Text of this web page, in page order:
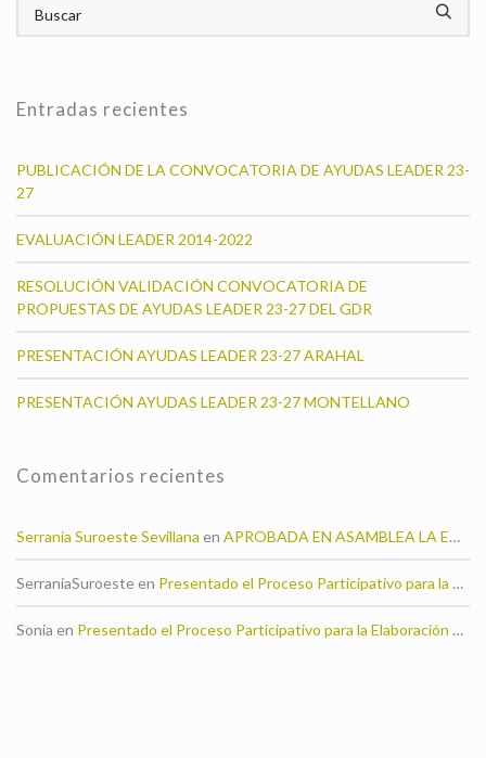
Entradas recientes
PUBLICACIÓN DE LA CONVOCATORIA DE AYUDAS LEADER 23-
27
EVALUACIÓN LEADER 2014-2022
RESOLUCIÓN VALIDACIÓN CONVOCATORIA DE
PROPUESTAS DE AYUDAS LEADER 23-27 DEL GDR
PRESENTACIÓN AYUDAS LEADER 23-27 ARAHAL
PRESENTACIÓN AYUDAS LEADER 23-27 MONTELLANO
Comentarios recientes
Serrania Suroeste Sevillana en APROBADA EN ASAMBLEA LA EDLL 23-27 DEL GDR SERRANÍA SUROESTE SEVILLANA
SerraniaSuroesteen Presentado el Proceso Participativo para la Elaboración de la Estrategia de Desarrollo Local 2014-2020
Sonia en Presentado el Proceso Participativo para la Elaboración de la Estrategia de Desarrollo Local 2014-2020